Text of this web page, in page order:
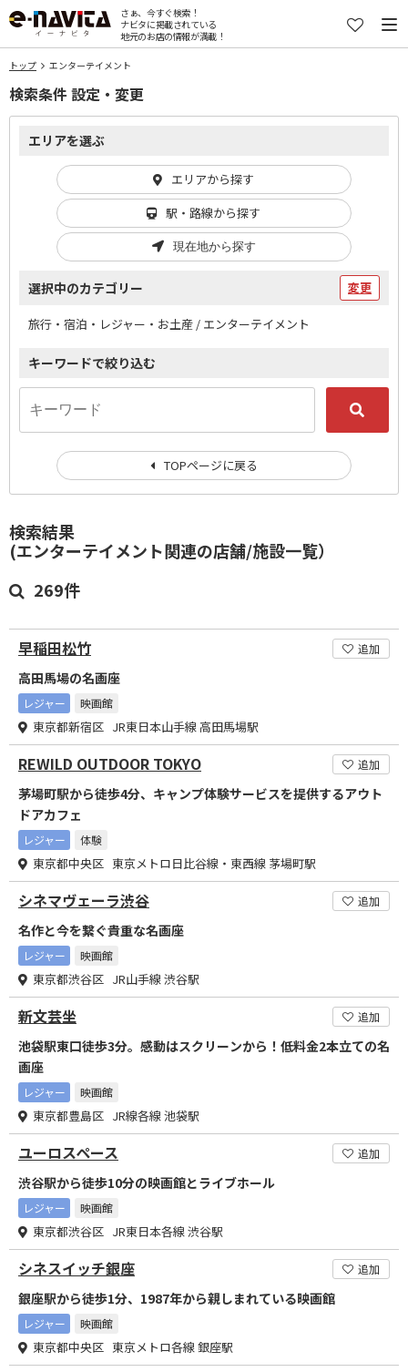
さぁ、今すぐ検索！
ナビタに掲載されている
地元のお店の情報が満載！
トップ エンターテイメント
検索結果
(エンターテイメント関連の店舗/施設一覧）
269件
早稲田松竹 追加
高田馬場の名画座
レジャー 映画館
東京都新宿区 JR東日本山手線 高田馬場駅
REWILD OUTDOOR TOKYO 追加
茅場町駅から徒歩4分、キャンプ体験サービスを提供するアウト
ドアカフェ
レジャー 体験
東京都中央区 東京メトロ日比谷線・東西線 茅場町駅
シネマヴェーラ渋谷 追加
名作と今を繋ぐ貴重な名画座
レジャー 映画館
東京都渋谷区 JR山手線 渋谷駅
新文芸坐 追加
池袋駅東口徒歩3分。感動はスクリーンから！低料金2本立ての名
画座
レジャー 映画館
東京都豊島区 JR線各線 池袋駅
ユーロスペース 追加
渋谷駅から徒歩10分の映画館とライブホール
レジャー 映画館
東京都渋谷区 JR東日本各線 渋谷駅
シネスイッチ銀座 追加
銀座駅から徒歩1分、1987年から親しまれている映画館
レジャー 映画館
東京都中央区 東京メトロ各線 銀座駅
検索条件 設定・変更
エリアを選ぶ
エリアから探す
駅・路線から探す
現在地から探す
選択中のカテゴリー 変更
旅行・宿泊・レジャー・お土産 / エンターテイメント
キーワードで絞り込む
TOPページに戻る